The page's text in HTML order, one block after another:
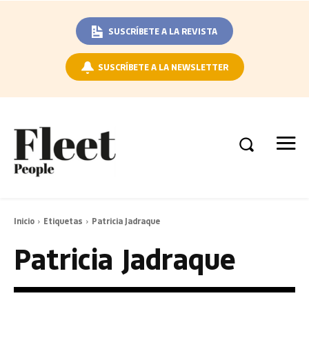
SUSCRÍBETE A LA REVISTA
SUSCRÍBETE A LA NEWSLETTER
Inicio Etiquetas Patricia Jadraque
Patricia Jadraque